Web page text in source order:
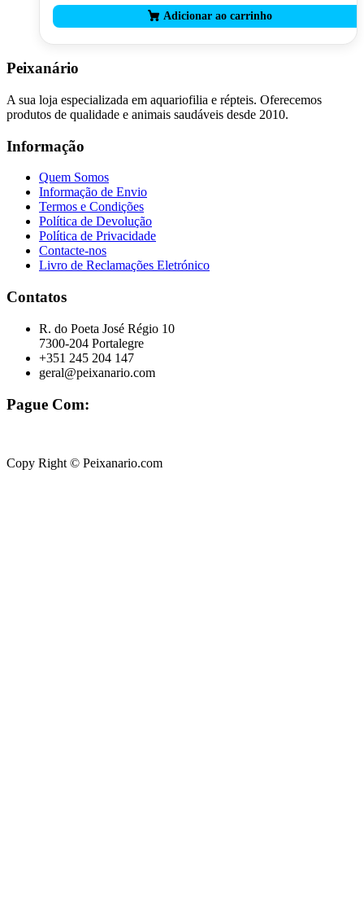
Peixanário
A sua loja especializada em aquariofilia e répteis. Oferecemos
produtos de qualidade e animais saudáveis desde 2010.
Informação
Quem Somos
Informação de Envio
Termos e Condições
Política de Devolução
Política de Privacidade
Contacte-nos
Livro de Reclamações Eletrónico
Contatos
R. do Poeta José Régio 10
7300-204 Portalegre
+351 245 204 147
geral@peixanario.com
Pague Com:
Copy Right © Peixanario.com